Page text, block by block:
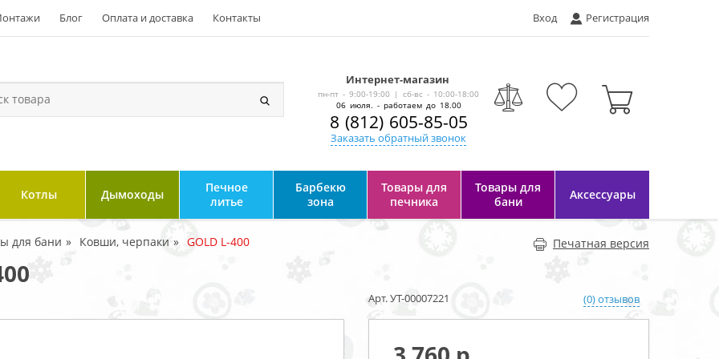
Блог Оплата и доставка Контакты Вход Регистрация
Интернет-магазин
-
пн-пт - 9:00-19:00 | сб-вс - 10:00-18:00
06 июля. - работаем до 18.00
8 (812) 605-85-05
Заказать обратный звонок
Котлы Дымоходы
Печное
литье
Барбекю
зона
Товары для
печника
Товары для
бани
Аксессуары
Печатная версия
для бани Ковши, черпаки GOLD L-400
Арт. УТ-00007221 (0) отзывов